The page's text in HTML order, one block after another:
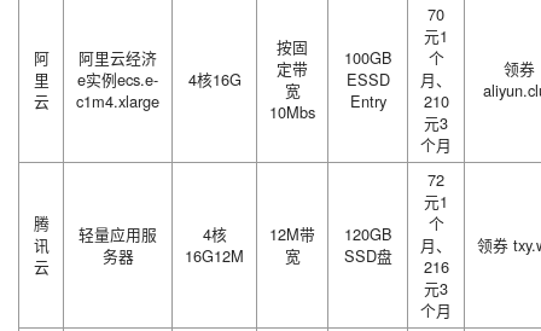
阿
里
云
阿里云经济
e实例ecs.e-
c1m4.xlarge
4核16G
按固
定带
宽
10Mbs
100GB
ESSD
Entry
70
元1
个
月、
210
元3
个月
领券
腾
讯
云
轻量应用服
务器
4核
16G12M
12M带
宽
120GB
SSD盘
72
元1
个
月、
216
元3
个月
领券